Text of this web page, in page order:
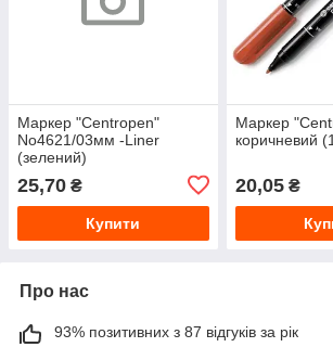
Маркер "Centropen"
No4621/03мм -Liner
(зелений)
25,70 ₴
Купити
Маркер
коричневий
20,05₴
Про нас
93% позитивних з 87 відгуків за рік